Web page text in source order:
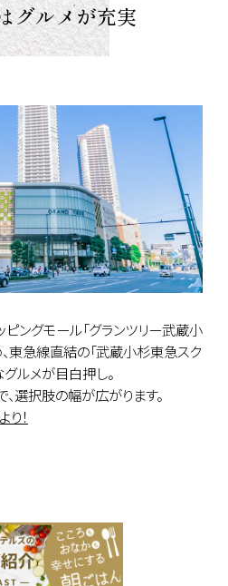
グルメが充実
ングモール「グランツリー武蔵小
東急線直結の「武蔵小杉東急スク
ルメが目白押し。
選択肢の幅が広がります。
！